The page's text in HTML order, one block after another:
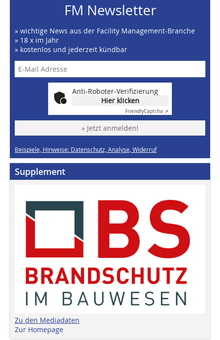
FM Newsletter
» wichtige News aus der Facility Management-Branche
» 18 x im Jahr
» kostenlos und jederzeit kündbar
Anti-Roboter-Verifizierung
Hier klicken
FriendlyCaptcha ⇗
» Jetzt anmelden!
Beispiele, Hinweise: Datenschutz, Analyse, Widerruf
Supplement
Zu den Mediadaten
Zur Homepage